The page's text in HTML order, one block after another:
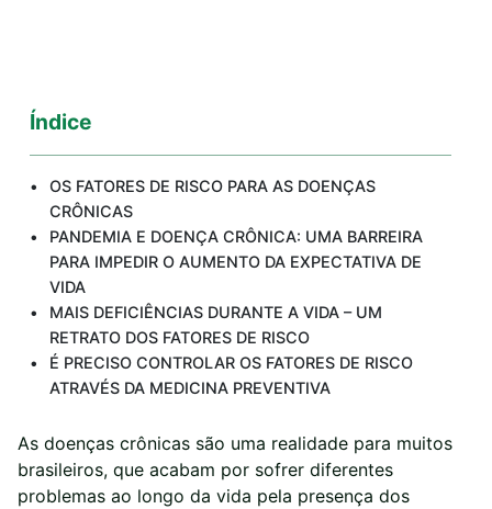
Índice
OS FATORES DE RISCO PARA AS DOENÇAS
CRÔNICAS
PANDEMIA E DOENÇA CRÔNICA: UMA BARREIRA
PARA IMPEDIR O AUMENTO DA EXPECTATIVA DE
VIDA
MAIS DEFICIÊNCIAS DURANTE A VIDA – UM
RETRATO DOS FATORES DE RISCO
É PRECISO CONTROLAR OS FATORES DE RISCO
ATRAVÉS DA MEDICINA PREVENTIVA
As doenças crônicas são uma realidade para muitos
brasileiros, que acabam por sofrer diferentes
problemas ao longo da vida pela presença dos